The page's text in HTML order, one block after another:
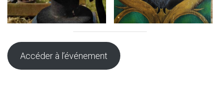
Accéder à l’événement